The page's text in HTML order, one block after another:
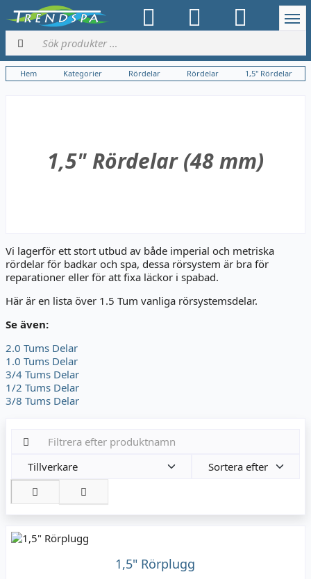
Hem Kategorier Rördelar Rördelar 1,5" Rördelar
1,5" Rördelar (48 mm)
Vi lagerför ett stort utbud av både imperial och metriska
rördelar för badkar och spa, dessa rörsystem är bra för
reparationer eller för att fixa läckor i spabad.
Här är en lista över 1.5 Tum vanliga rörsystemsdelar.
Se även:
2.0 Tums Delar
1.0 Tums Delar
3/4 Tums Delar
1/2 Tums Delar
3/8 Tums Delar
Tillverkare Sortera efter
1,5" Rörplugg